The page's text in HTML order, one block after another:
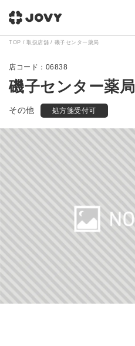
TOP 取扱店舗 磯子センター薬局
06838
磯子センター薬局
その他 処方箋受付可